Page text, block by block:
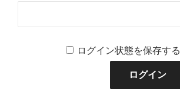
ログイン状態を保存する